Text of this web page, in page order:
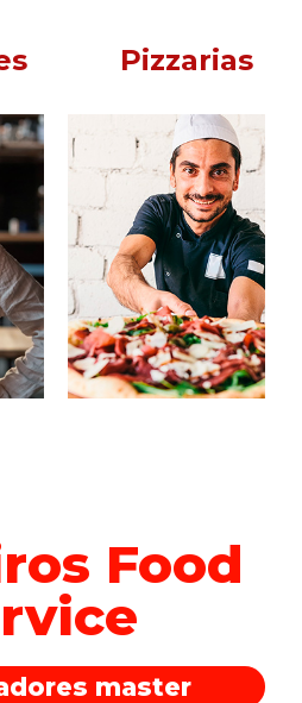
Pizzarias
Food
master